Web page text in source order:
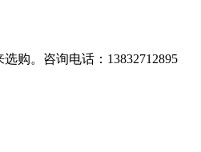
购。咨询电话：13832712895